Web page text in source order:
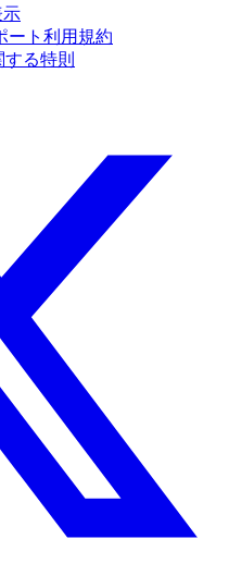
示
ート利用規約
る特則